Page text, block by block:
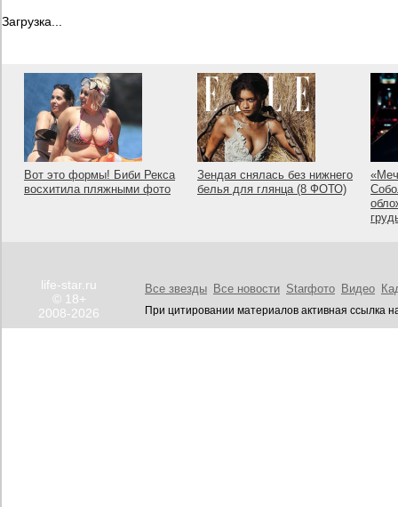
Загрузка...
Вот это формы! Биби Рекса
восхитила пляжными фото
Зендая снялась без нижнего
белья для глянца (8 ФОТО)
life-star.ru
© 18+
2008-2026
Все звезды Все новости Starфото Видео
При цитировании материалов активная ссылка